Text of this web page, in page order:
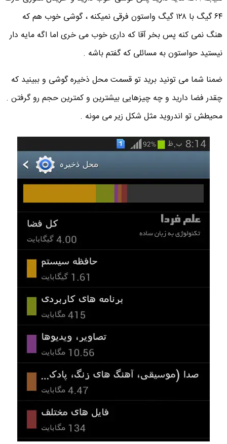
۶۴ گیگ با ۱۲۸ گیگ واستون فرقی نمیکنه ، گوشی خوب هم که
هنگ نمی کنه پس بخر آقا که داری خوب می خری اما اگه مایه دار
نیستید حواستون به مسائلی که گفتم باشه .
ضمنا شما می تونید برید تو قسمت محل ذخیره گوشی و ببینید که
چقدر فضا دارید و چه چیزهایی بیشترین و کمترین حجم رو گرفتن .
محیطش تو اندروید مثل شکل زیر می مونه .